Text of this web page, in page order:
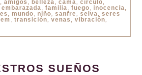
, amigos , belleza, cama, círculo,
embarazada, familia, fuego, inocencia,
, mundo, niño, sanfre, selva, seres
, transición, venas , vibración,
SUEÑOS